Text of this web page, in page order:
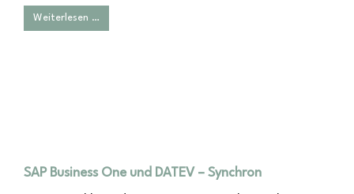
Weiterlesen …
SAP Business One und DATEV – Synchron